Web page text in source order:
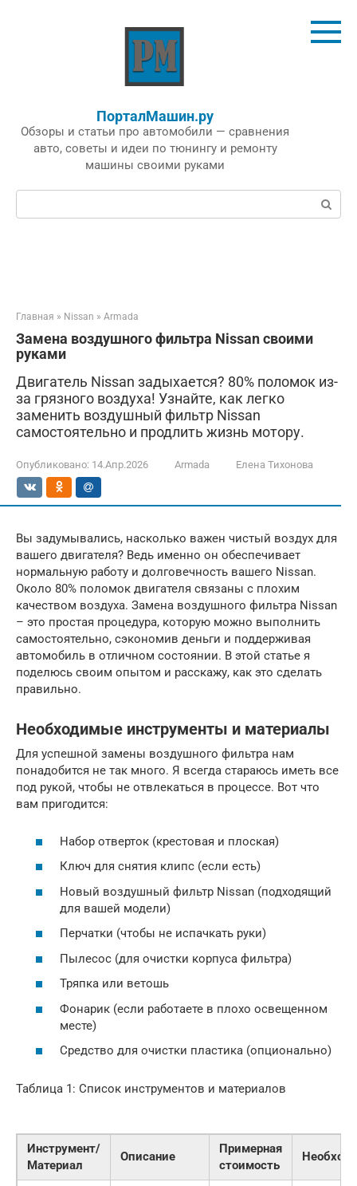
ПорталМашин.ру
Обзоры и статьи про автомобили — сравнения
авто, советы и идеи по тюнингу и ремонту
машины своими руками
Поиск:
Главная » Nissan » Armada
Замена воздушного фильтра Nissan своими
руками
Двигатель Nissan задыхается? 80% поломок из-
за грязного воздуха! Узнайте, как легко
заменить воздушный фильтр Nissan
самостоятельно и продлить жизнь мотору.
Опубликовано: 14.Апр.2026 Armada Елена Тихонова
Вы задумывались, насколько важен чистый воздух для
вашего двигателя? Ведь именно он обеспечивает
нормальную работу и долговечность вашего Nissan.
Около 80% поломок двигателя связаны с плохим
качеством воздуха. Замена воздушного фильтра Nissan
– это простая процедура, которую можно выполнить
самостоятельно, сэкономив деньги и поддерживая
автомобиль в отличном состоянии. В этой статье я
поделюсь своим опытом и расскажу, как это сделать
правильно.
Необходимые инструменты и материалы
Для успешной замены воздушного фильтра нам
понадобится не так много. Я всегда стараюсь иметь все
под рукой, чтобы не отвлекаться в процессе. Вот что
вам пригодится:
Набор отверток (крестовая и плоская)
Ключ для снятия клипс (если есть)
Новый воздушный фильтр Nissan (подходящий
для вашей модели)
Перчатки (чтобы не испачкать руки)
Пылесос (для очистки корпуса фильтра)
Тряпка или ветошь
Фонарик (если работаете в плохо освещенном
месте)
Средство для очистки пластика (опционально)
Таблица 1: Список инструментов и материалов
Инструмент/
Материал
Описание
Примерная
стоимость